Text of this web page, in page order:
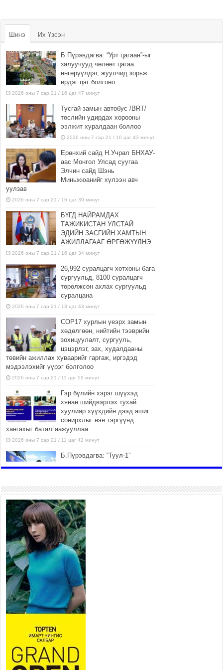
Шинэ Их Үзсэн
Б.Пүрэвдагва: “Урт цагаан”-ыг
залуучууд чөлөөт цагаа
өнгөрүүлдэг, жуулчид зорьж
ирдэг цэг болгоно
2026 оны 7 сар 21 / 16 цаг 47 минут
Тусгай замын автобус /BRT/
төслийн удирдах хорооны
ээлжит хуралдаан боллоо
2026 оны 7 сар 21 / 16 цаг 43 минут
Ерөнхий сайд Н.Учрал БНХАУ-
аас Монгол Улсад суугаа
Элчин сайд Шэнь
Миньжюанийг хүлээн авч
уулзав
2026 оны 7 сар 21 / 16 цаг 39 минут
БҮГД НАЙРАМДАХ
ТАЖИКИСТАН УЛСТАЙ
ЭДИЙН ЗАСГИЙН ХАМТЫН
АЖИЛЛАГААГ ӨРГӨЖҮҮЛНЭ
2026 оны 7 сар 21 / 16 цаг 34 минут
26,992 суралцагч хотхоны бага
сургуульд, 8100 суралцагч
төрөлжсөн ахлах сургуульд
суралцана
2026 оны 7 сар 21 / 13 цаг 43 минут
COP17 хурлын үеэрх замын
хөдөлгөөн, нийтийн тээврийн
зохицуулалт, сургууль,
цэцэрлэг, зах, худалдааны
төвийн ажиллах хуваарийг гаргаж, иргэдэд
мэдээлэхийг үүрэг болголоо
2026 оны 7 сар 21 / 11 цаг 59 минут
Гэр бүлийн хэрэг шүүхэд
хянан шийдвэрлэх тухай
хуулиар хүүхдийн дээд ашиг
сонирхлыг нэн тэргүүнд
хангахыг баталгаажууллаа
2026 оны 7 сар 21 / 11 цаг 42 минут
Б.Пүрэвдагва: “Туул-1”
2026 оны 7 сар 21 / 10 цаг 15 минут
НИЙСЛЭЛ, АЙМГИЙН
УДИРДЛАГУУДЫН АЖЛЫГ
ХҮНД СУРТЛЫГ БУУРУУЛЖ,
ИРГЭД, АЖ АХУЙН НЭГЖИЙН
АЧААГ ХЭРХЭН ХӨНГӨЛСНӨӨР ДҮГНЭНЭ
2026 оны 7 сар 21 / 10 цаг 09 минут
Байнгын хорооны дарга
М.Мандхай Цөлжилттэй
тэмцэх тухай НҮБ-ын
конвенцын талуудын 17 дугаар
бага хурал (СОР17)-ын бэлтгэл ажлын явцтай
танилцлаа
2026 оны 7 сар 21 / 10 цаг 03 минут
Б.Пүрэвдагва: Бүтээн байгуулалтын аливаа
ажил инженерийн хангамжийн байгууллагуудын
уялдаа холбоогүйгээс саатах ёсгүй